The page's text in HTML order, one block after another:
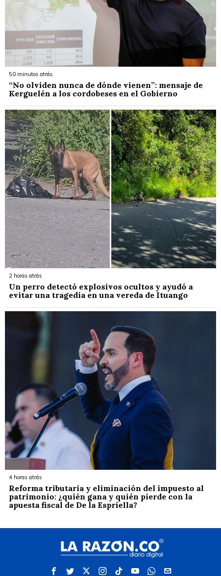
50 minutos atrás
“No olviden nunca de dónde vienen”: mensaje de
Kerguelén a los cordobeses en el Gobierno
2 horas atrás
Un perro detectó explosivos ocultos y ayudó a
evitar una tragedia en una vereda de Ituango
4 horas atrás
Reforma tributaria y eliminación del impuesto al
patrimonio: ¿quién gana y quién pierde con la
apuesta fiscal de De la Espriella?